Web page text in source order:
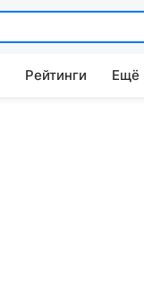
Рейтинги Ещё